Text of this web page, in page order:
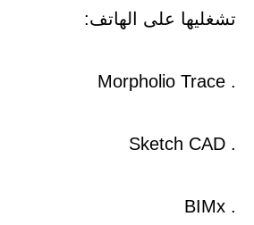
تشغليها على الهاتف:
. Morpholio Trace
. Sketch CAD
. BIMx